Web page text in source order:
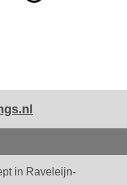
in Raveleijn-